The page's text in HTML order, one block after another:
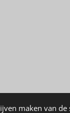
maken van